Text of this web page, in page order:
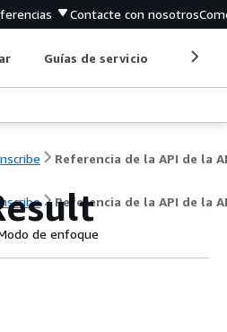
Contacte con nosotros
Guías de servicio
Referencia de la API de la
de enfoque